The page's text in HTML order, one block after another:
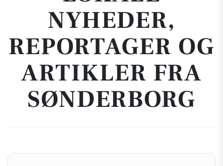
NYHEDER,
REPORTAGER OG
ARTIKLER FRA
SØNDERBORG